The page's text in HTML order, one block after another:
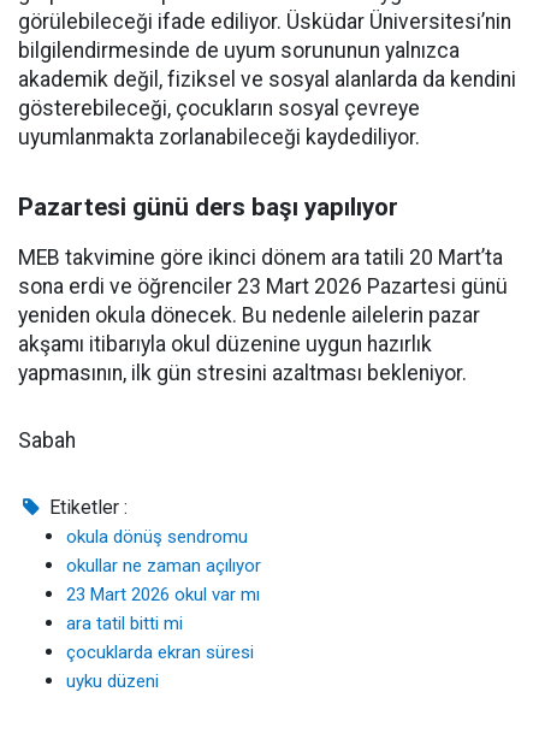
görülebileceği ifade ediliyor. Üsküdar Üniversitesi’nin
bilgilendirmesinde de uyum sorununun yalnızca
akademik değil, fiziksel ve sosyal alanlarda da kendini
gösterebileceği, çocukların sosyal çevreye
uyumlanmakta zorlanabileceği kaydediliyor.
Pazartesi günü ders başı yapılıyor
MEB takvimine göre ikinci dönem ara tatili 20 Mart’ta
sona erdi ve öğrenciler 23 Mart 2026 Pazartesi günü
yeniden okula dönecek. Bu nedenle ailelerin pazar
akşamı itibarıyla okul düzenine uygun hazırlık
yapmasının, ilk gün stresini azaltması bekleniyor.
Sabah
Etiketler :
okula dönüş sendromu
okullar ne zaman açılıyor
23 Mart 2026 okul var mı
ara tatil bitti mi
çocuklarda ekran süresi
uyku düzeni